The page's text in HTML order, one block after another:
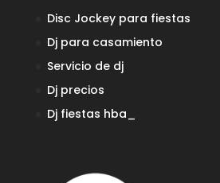
Disc Jockey para fiestas
Dj para casamiento
Servicio de dj
Dj precios
Dj fiestas hba_